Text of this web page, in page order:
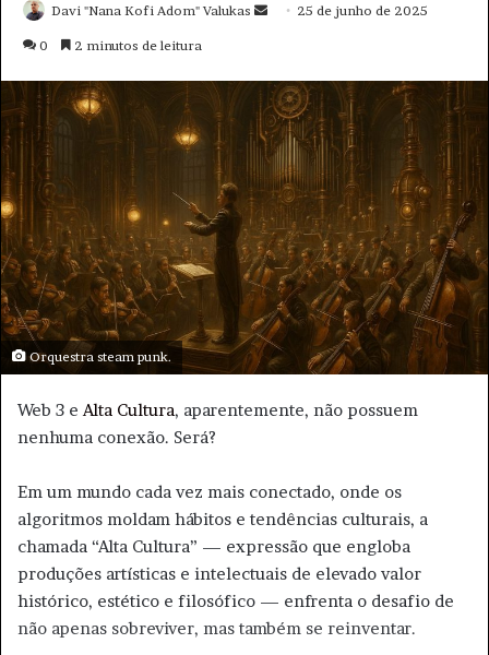
Davi "Nana Kofi Adom" Valukas
d
e
u
m
e
-
m
a
l
25 de junho de 2025
0 2 minutos de leitura
Orquestra steam punk.
Web 3 eAlta Cultura, aparentemente, não possuem
nenhuma conexão. Será?
Em um mundo cada vez mais conectado, onde os
algoritmos moldam hábitos e tendências culturais, a
chamada “Alta Cultura” — expressão que engloba
produções artísticas e intelectuais de elevado valor
histórico, estético e filosófico — enfrenta o desafio de
não apenas sobreviver, mas também se reinventar.